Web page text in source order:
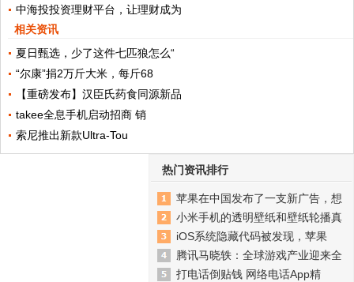
中海投投资理财平台，让理财成为
相关资讯
夏日甄选，少了这件七匹狼怎么“
“尔康”捐2万斤大米，每斤68
【重磅发布】汉臣氏药食同源新品
takee全息手机启动招商 销
索尼推出新款Ultra-Tou
热门资讯排行
苹果在中国发布了一支新广告，想
小米手机的透明壁纸和壁纸轮播真
iOS系统隐藏代码被发现，苹果
腾讯马晓轶：全球游戏产业迎来全
打电话倒贴钱 网络电话App精